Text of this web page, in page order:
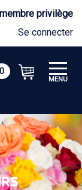
privilège
Se connecter
0
MENU